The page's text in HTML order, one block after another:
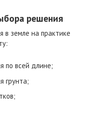
решения
в земле на практике
по всей длине;
грунта;